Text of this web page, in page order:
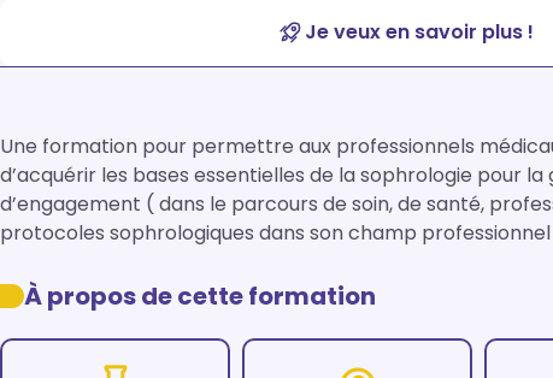
Je veux en savoir plus !
Une formation pour permettre aux professionnels
d’acquérir les bases essentielles de la sophrologie pour
d’engagement ( dans le parcours de soin, de santé,
protocoles sophrologiques dans son champ
À propos de cette formation